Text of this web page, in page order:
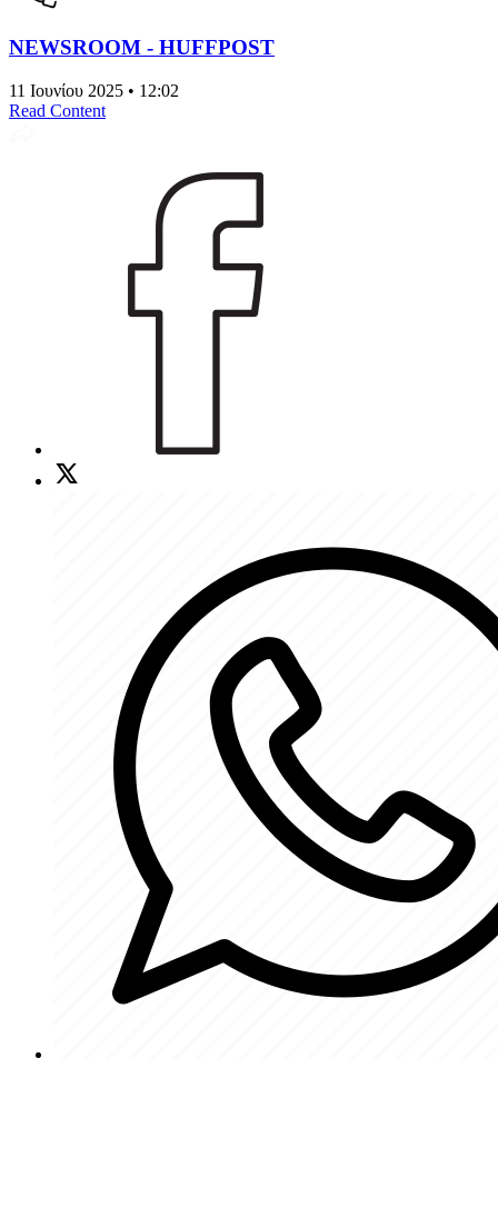
NEWSROOM - HUFFPOST
11 Ιουνίου 2025 • 12:02
Read Content